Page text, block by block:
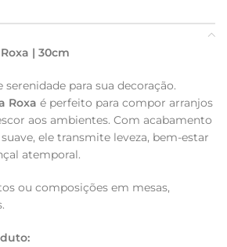
| 30cm
serenidade para sua decoração.
Roxa é perfeito para compor arranjos
aos ambientes. Com acabamento
ele transmite leveza, bem-estar
atemporal.
ou composições em mesas,